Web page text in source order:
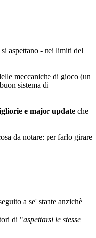
si aspettano - nei limiti del
meccaniche di gioco (un
sistema di
e major update che
da notare: per farlo girare
a se' stante anzichè
di "aspettarsi le stesse